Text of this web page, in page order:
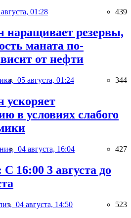
01:28 439
наращивает резервы,
маната по-
от нефти
05 августа, 01:24 344
ускоряет
в условиях слабого
04 августа, 16:04 427
16:00 3 августа до
04 августа, 14:50 523